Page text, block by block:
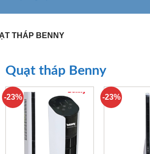
THÁP BENNY
Quạt tháp Benny
-23% -23%